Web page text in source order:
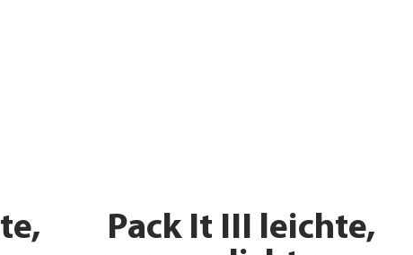
Pack It III leichte,